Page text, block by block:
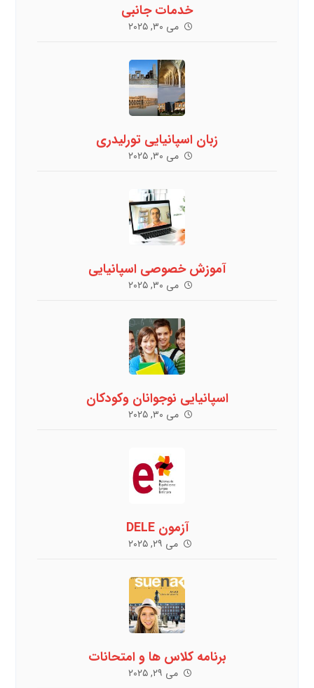
خدمات جانبی
می ۳۰, ۲۰۲۵
زبان اسپانیایی تورلیدری
می ۳۰, ۲۰۲۵
آموزش خصوصی اسپانیایی
می ۳۰, ۲۰۲۵
اسپانیایی نوجوانان وکودکان
می ۳۰, ۲۰۲۵
آزمون DELE
می ۲۹, ۲۰۲۵
برنامه کلاس ها و امتحانات
می ۲۹, ۲۰۲۵